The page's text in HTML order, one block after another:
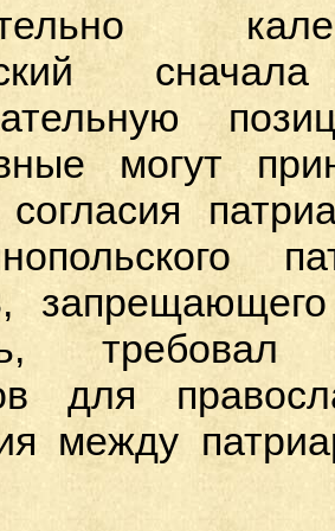
могут
для
между